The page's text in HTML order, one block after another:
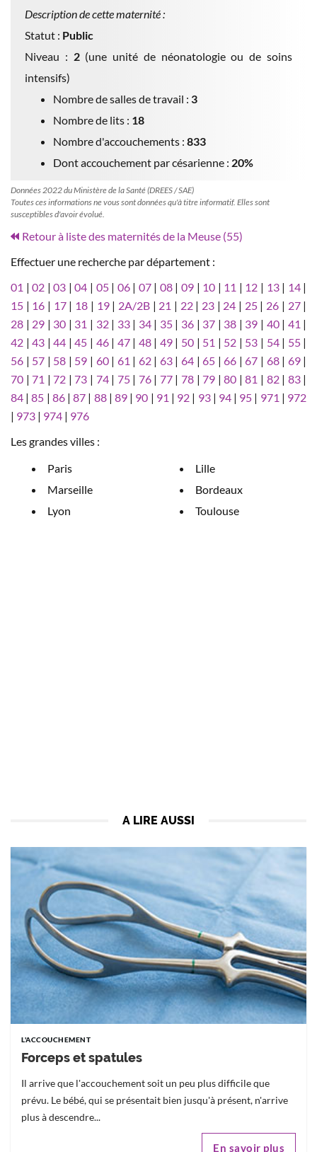
Description de cette maternité :
Statut : Public
Niveau : 2(une unité de néonatologie ou de soins
intensifs)
Nombre de salles de travail : 3
Nombre de lits : 18
Nombre d'accouchements : 833
Dont accouchement par césarienne : 20%
Données 2022 du Ministère de la Santé (DREES / SAE)
Toutes ces informations ne vous sont données qu'à titre informatif. Elles sont
susceptibles d'avoir évolué.
Retour à liste des maternités de la Meuse (55)
Effectuer une recherche par département :
01 |02 |03 |04 | 05| 06| 07| 08| 09 | 10 | 11 | 12 | 13| 14|
15 | 16 | 17| 18 | 19| 2A/2B| 21 | 22| 23 | 24 | 25| 26 | 27|
28 | 29 | 30 | 31 | 32| 33| 34| 35| 36 | 37 | 38 | 39 | 40| 41 |
42 |43 |44 |45 | 46| 47| 48| 49| 50 | 51 | 52 | 53 | 54| 55|
56 | 57 | 58 | 59 | 60| 61 | 62| 63| 64 |65 |66 |67 | 68| 69|
70 |71 |72 |73 | 74| 75| 76| 77| 78 |79 |80 |81 | 82| 83|
84 |85 | 86|87 | 88| 89| 90 | 91 | 92 | 93| 94| 95 | 971 | 972
| 973 | 974 | 976
Les grandes villes :
Paris
Marseille
Lyon
Lille
Bordeaux
Toulouse
A LIRE AUSSI
L'ACCOUCHEMENT
Forceps et spatules
Il arrive que l'accouchement soit un peu plus difficile que
prévu. Le bébé, qui se présentait bien jusqu'à présent, n'arrive
plus à descendre...
En savoir plus